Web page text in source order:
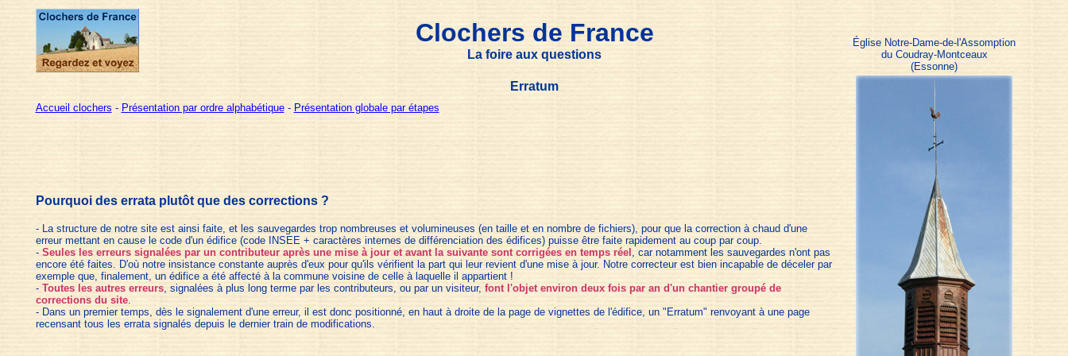
Clochers de France
La foire aux questions
Église Notre-Dame-de-l'Assomption
du Coudray-Montceaux
(Essonne)
Erratum
Accueil clochers - Présentation par ordre alphabétique- Présentation globale par étapes
Pourquoi des errata plutôt que des corrections ?
- La structure de notre site est ainsi faite, et les sauvegardes trop nombreuses et volumineuses (en taille et en nombre de fichiers), pour que la correction à chaud d'une
erreur mettant en cause le code d'un édifice (code INSEE + caractères internes de différenciation des édifices) puisse être faite rapidement au coup par coup.
- Seules les erreurs signalées par un contributeur après une mise à jour et avant la suivante sont corrigées en temps réel , car notamment les sauvegardes n'ont pas
encore été faites. D'où notre insistance constante auprès d'eux pour qu'ils vérifient la part qui leur revient d'une mise à jour. Notre correcteur est bien incapable de déceler par
exemple que, finalement, un édifice a été affecté à la commune voisine de celle à laquelle il appartient !
- Toutes les autres erreurs, signalées à plus long terme par les contributeurs, ou par un visiteur, font l'objet environ deux fois par an d'un chantier groupé de
corrections du site.
- Dans un premier temps, dès le signalement d'une erreur, il est donc positionné, en haut à droite de la page de vignettes de l'édifice, un "Erratum" renvoyant à une page
recensant tous les errata signalés depuis le dernier train de modifications.